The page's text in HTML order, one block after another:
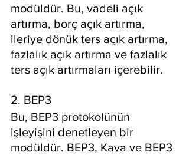
modüldür. Bu, vadeli açık
artırma, borç açık artırma,
ileriye dönük ters açık artırma,
fazlalık açık artırma ve fazlalık
ters açık artırmaları içerebilir.
2. BEP3
Bu, BEP3 protokolünün
işleyişini denetleyen bir
modüldür. BEP3, Kava ve BEP3